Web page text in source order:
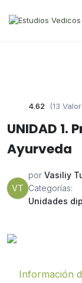
4.62 (13
UNIDAD 1.
Ayurveda
VT
por Vasiliy
Categorías:
Unidades
Información